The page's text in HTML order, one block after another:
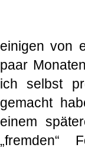
einigen von
paar
ich selbst
gemacht
einem
„fremden“